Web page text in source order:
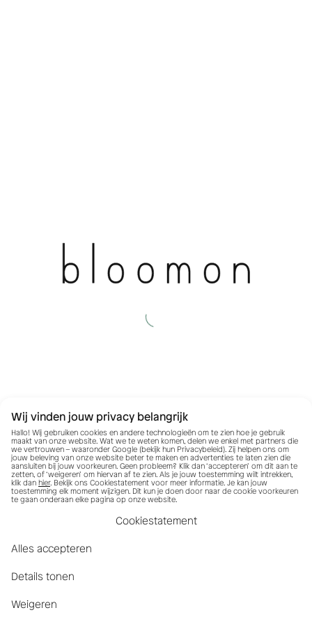
Wij vinden jouw privacy belangrijk
Hallo! Wij gebruiken cookies en andere technologieën om te zien hoe je gebruik
maakt van onze website. Wat we te weten komen, delen we enkel met partners die
we vertrouwen – waaronder Google (bekijk hun Privacybeleid). Zij helpen ons om
jouw beleving van onze website beter te maken en advertenties te laten zien die
aansluiten bij jouw voorkeuren. Geen probleem? Klik dan ‘accepteren’ om dit aan te
zetten, of ‘weigeren’ om hiervan af te zien. Als je jouw toestemming wilt intrekken,
klik dan hier. Bekijk ons Cookiestatement voor meer informatie. Je kan jouw
toestemming elk moment wijzigen. Dit kun je doen door naar de cookie voorkeuren
te gaan onderaan elke pagina op onze website.
Cookiestatement
Alles accepteren
Details tonen
Weigeren